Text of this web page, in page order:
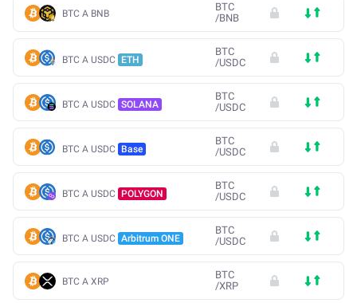
BTC A BNB
BTC
/BNB
BTC A USDC ETH
BTC
/USDC
BTC A USDC SOLANA
BTC
/USDC
BTC A USDC Base
BTC
/USDC
BTC A USDC POLYGON
BTC
/USDC
BTC A USDC Arbitrum ONE
BTC
/USDC
BTC A XRP
BTC
/XRP